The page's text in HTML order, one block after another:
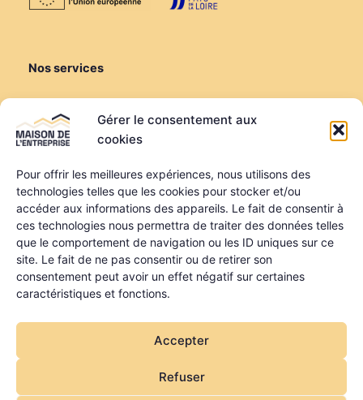
Gérer le consentement aux
cookies
Pour offrir les meilleures expériences, nous utilisons des
technologies telles que les cookies pour stocker et/ou
accéder aux informations des appareils. Le fait de consentir à
ces technologies nous permettra de traiter des données telles
que le comportement de navigation ou les ID uniques sur ce
site. Le fait de ne pas consentir ou de retirer son
consentement peut avoir un effet négatif sur certaines
caractéristiques et fonctions.
Accepter
Refuser
Nos services
Louer une salle de réunion
Louer un bureau
Domiciliation
Informations
Mentions légales
Politique de confidentialité
Qui sommes-nous ?
Nos partenaires
La MDE a été financée dans le cadre du programme